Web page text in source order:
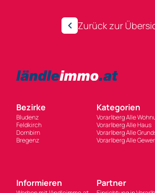
Zurück zur
Bezirke
Bludenz
Feldkirch
Dornbirn
Bregenz
Kategorien
Vorarlberg Alle
Vorarlberg Alle Haus
Vorarlberg Alle
Vorarlberg Alle
Informieren Partner